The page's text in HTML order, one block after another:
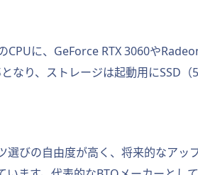
に、GeForce RTX 3060や
なり、ストレージは起動用にSSD
びの自由度が高く、将来的なア